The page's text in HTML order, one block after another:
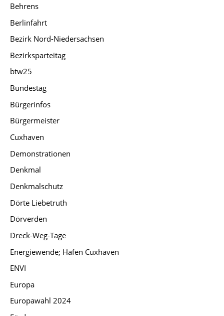
Behrens
Berlinfahrt
Bezirk Nord-Niedersachsen
Bezirksparteitag
btw25
Bundestag
Bürgerinfos
Bürgermeister
Cuxhaven
Demonstrationen
Denkmal
Denkmalschutz
Dörte Liebetruth
Dörverden
Dreck-Weg-Tage
Energiewende; Hafen Cuxhaven
ENVI
Europa
Europawahl 2024